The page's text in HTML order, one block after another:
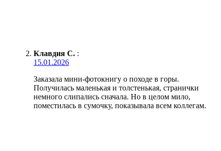
Клавдия С. :
15.01.2026
Заказала мини-фотокнигу о походе в горы.
Получилась маленькая и толстенькая, странички
немного слипались сначала. Но в целом мило,
поместилась в сумочку, показывала всем коллегам.